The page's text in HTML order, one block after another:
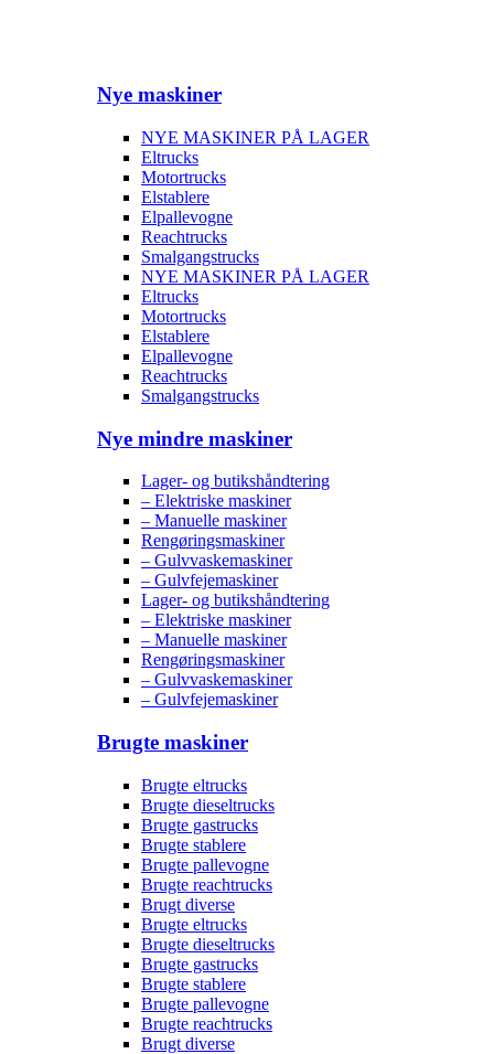
Nye maskiner
NYE MASKINER PÅ LAGER
Eltrucks
Motortrucks
Elstablere
Elpallevogne
Reachtrucks
Smalgangstrucks
NYE MASKINER PÅ LAGER
Eltrucks
Motortrucks
Elstablere
Elpallevogne
Reachtrucks
Smalgangstrucks
Nye mindre maskiner
Lager- og butikshåndtering
– Elektriske maskiner
– Manuelle maskiner
Rengøringsmaskiner
– Gulvvaskemaskiner
– Gulvfejemaskiner
Lager- og butikshåndtering
– Elektriske maskiner
– Manuelle maskiner
Rengøringsmaskiner
– Gulvvaskemaskiner
– Gulvfejemaskiner
Brugte maskiner
Brugte eltrucks
Brugte dieseltrucks
Brugte gastrucks
Brugte stablere
Brugte pallevogne
Brugte reachtrucks
Brugt diverse
Brugte eltrucks
Brugte dieseltrucks
Brugte gastrucks
Brugte stablere
Brugte pallevogne
Brugte reachtrucks
Brugt diverse